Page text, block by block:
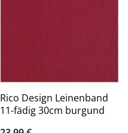
Rico Design Leinenband
11-fädig 30cm burgund